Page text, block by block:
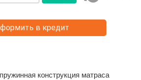
в кредит
конструкция матраса